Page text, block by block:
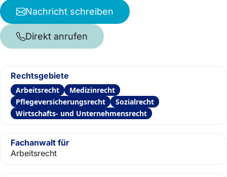
Nachricht schreiben
Direkt anrufen
Rechtsgebiete
Arbeitsrecht
Medizinrecht
Pflegeversicherungsrecht
Sozialrecht
Wirtschafts- und Unternehmensrecht
Fachanwalt für
Arbeitsrecht